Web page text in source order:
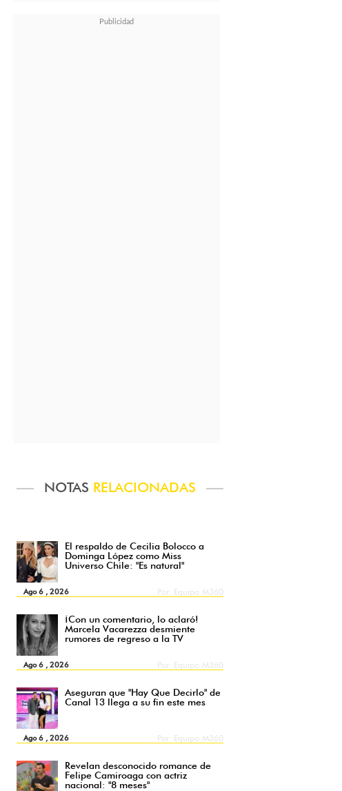
NOTAS RELACIONADAS
El respaldo de Cecilia Bolocco a
Dominga López como Miss
Universo Chile: "Es natural"
Ago 6 , 2026
¡Con un comentario, lo aclaró!
Marcela Vacarezza desmiente
rumores de regreso a la TV
Ago 6 , 2026
Aseguran que "Hay Que Decirlo" de
Canal 13 llega a su fin este mes
Ago 6 , 2026
Revelan desconocido romance de
Felipe Camiroaga con actriz
nacional: "8 meses"